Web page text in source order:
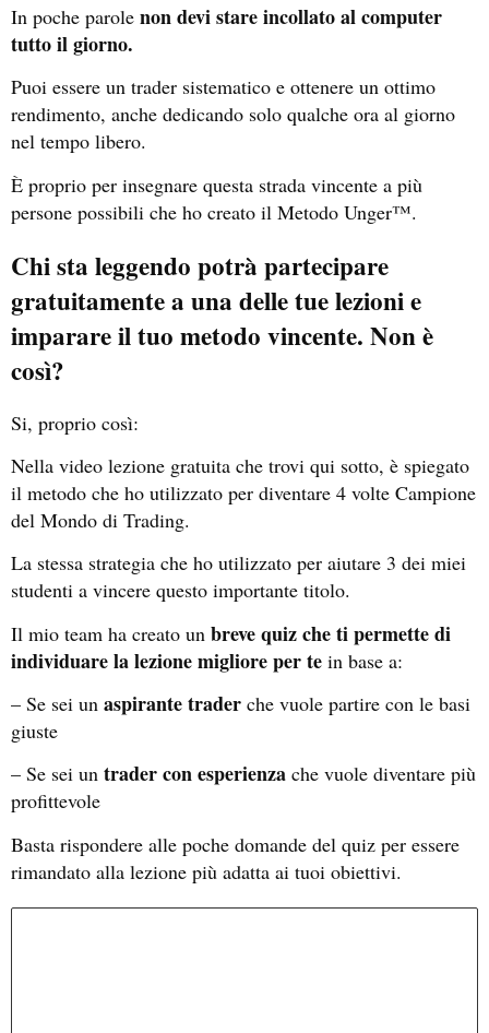
In poche parole non devi stare incollato al computer
tutto il giorno.
Puoi essere un trader sistematico e ottenere un ottimo
rendimento, anche dedicando solo qualche ora al giorno
nel tempo libero.
È proprio per insegnare questa strada vincente a più
persone possibili che ho creato il Metodo Unger™.
Chi sta leggendo potrà partecipare
gratuitamente a una delle tue lezioni e
imparare il tuo metodo vincente. Non è
così?
Si, proprio così:
Nella video lezione gratuita che trovi qui sotto, è spiegato
il metodo che ho utilizzato per diventare 4 volte Campione
del Mondo di Trading.
La stessa strategia che ho utilizzato per aiutare 3 dei miei
studenti a vincere questo importante titolo.
Il mio team ha creato un breve quiz che ti permette di
individuare la lezione migliore per te in base a:
– Se sei un aspirante trader che vuole partire con le basi
giuste
– Se sei un trader con esperienza che vuole diventare più
profittevole
Basta rispondere alle poche domande del quiz per essere
rimandato alla lezione più adatta ai tuoi obiettivi.